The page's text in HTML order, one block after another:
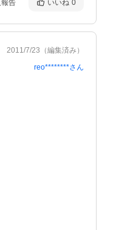
告 いいね 0
2011/7/23 （編集済み）
reo********さん